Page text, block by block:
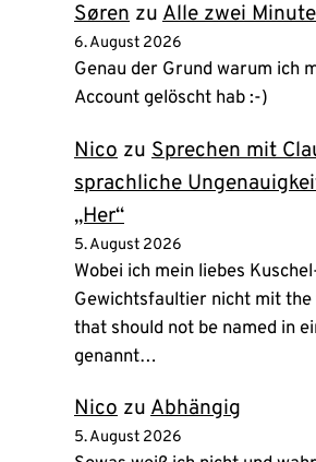
Søren zu Alle zwei
6. August 2026
Genau der Grund warum ich
Account gelöscht hab :-)
Nico zu Sprechen mit
sprachliche
„Her“
5. August 2026
Wobei ich mein liebes
Gewichtsfaultier nicht mit
that should not be named in
genannt…
Nico zu Abhängig
5. August 2026